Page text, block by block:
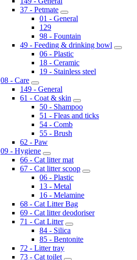
37 - Petmate
01 - General
129
98 - Fountain
49 - Feeding & drinking bowl
06 - Plastic
18 - Ceramic
19 - Stainless steel
08 - Care
149 - General
61 - Coat & skin
50 - Shampoo
51 - Fleas and ticks
54 - Comb
55 - Brush
62 - Paw
09 - Hygiene
66 - Cat litter mat
67 - Cat litter scoop
06 - Plastic
13 - Metal
16 - Melamine
68 - Cat Litter Bag
69 - Cat litter deodoriser
71 - Cat Litter
84 - Silica
85 - Bentonite
72 - Litter tray
73 - Cat toilet